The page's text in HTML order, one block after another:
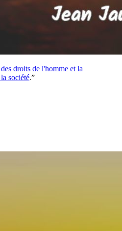
droits de l'homme et la
société.”